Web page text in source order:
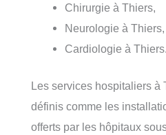
Chirurgie à Thiers,
Neurologie à Thiers,
Cardiologie à Thiers.
Les services hospitaliers à
définis comme les
offerts par les hôpitaux